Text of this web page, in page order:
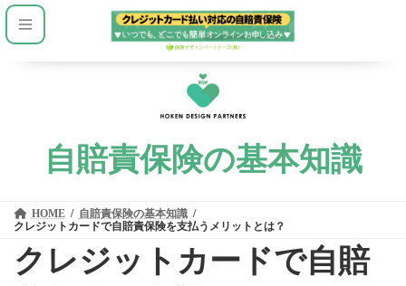
コ
テ
ナ
ゲ
自賠責保険の基本知識
HOME
自賠責保険の基本知識
クレジットカードで自賠責保険を支払うメリットとは？
クレジットカードで自賠